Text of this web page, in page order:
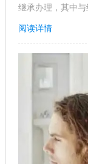
继承办理，其中与
阅读详情